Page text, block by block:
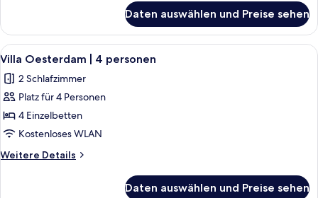
anzeigen
Oesterdam
Comfort
|
personen
Daten auswählen und Preise sehen
Alle
Fotos
für
Villa
Oesterdam
4
personen
Ein modernes Schlafzimmer mit
6
Villa Oesterdam | 4 personen
2 Schlafzimmer
Platz für 4 Personen
4 Einzelbetten
Kostenloses WLAN
Weitere Details
Weitere
Daten auswählen und Preise sehen